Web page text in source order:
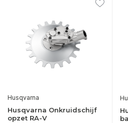
Husqvarna
Husqvarna Onkruidschijf
opzet RA-V